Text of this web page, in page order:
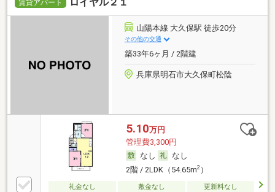
賃貸アパート
山陽本線 大久保駅 徒歩20分
その他の交通
築33年6ヶ月 / 2階建
兵庫県明石市大久保町松陰
5.10万円
管理費3,300円
なし
なし
2階 / 2LDK（54.65m2）
礼金なし 敷金なし
更新料なし